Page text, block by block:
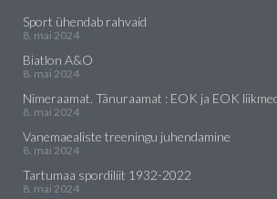
Sport ühendab rahvaid
8. mai 2024
Biatlon A&O
8. mai 2024
Nimeraamat. Tänuraamat : EOK ja EOK
8. mai 2024
Vanemaealiste treeningu juhendamine
8. mai 2024
Tartumaa spordiliit 1932-2022
8. mai 2024